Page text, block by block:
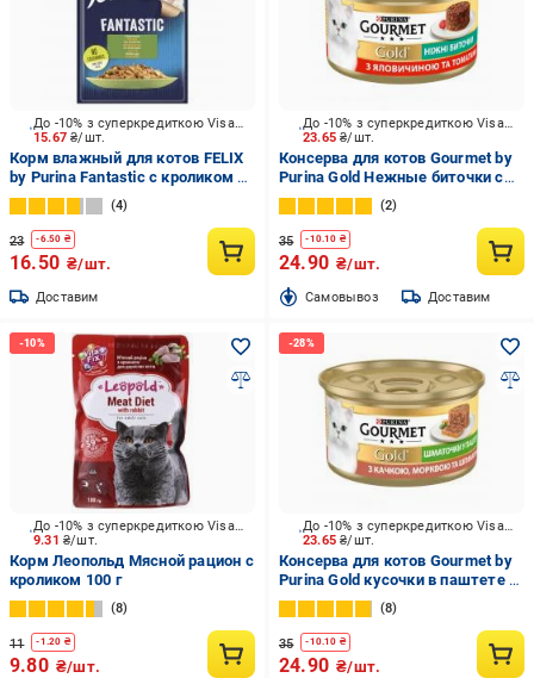
15.67₴/шт.
До -10% з суперкредиткою Visa Вигода
Корм влажный для котов FELIX
by Purina Fantastic с кроликом в
желе 85 г
4
23 -6.50 ₴
16.50 ₴/шт.
Доставим
23.65₴/шт.
До -10% з суперкредиткою Visa Вигода
Консерва для котов Gourmet by
Purina Gold Нежные биточки с
говядиной и томатами 85 г
2
35 -10.10 ₴
24.90 ₴/шт.
Cамовывоз Доставим
9.31 ₴/шт.
До -10% з суперкредиткою Visa Вигода
Корм Леопольд Мясной рацион с
кроликом 100 г
8
11 -1.20 ₴
9.80 ₴/шт.
23.65₴/шт.
До -10% з суперкредиткою Visa Вигода
Консерва для котов Gourmet by
Purina Gold кусочки в паштете с
уткой, морковью и шпинатом 85
г
8
35 -10.10 ₴
24.90 ₴/шт.